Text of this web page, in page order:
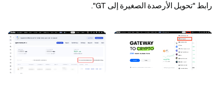
رابط "تحويل الأرصدة الصغيرة إلى GT".